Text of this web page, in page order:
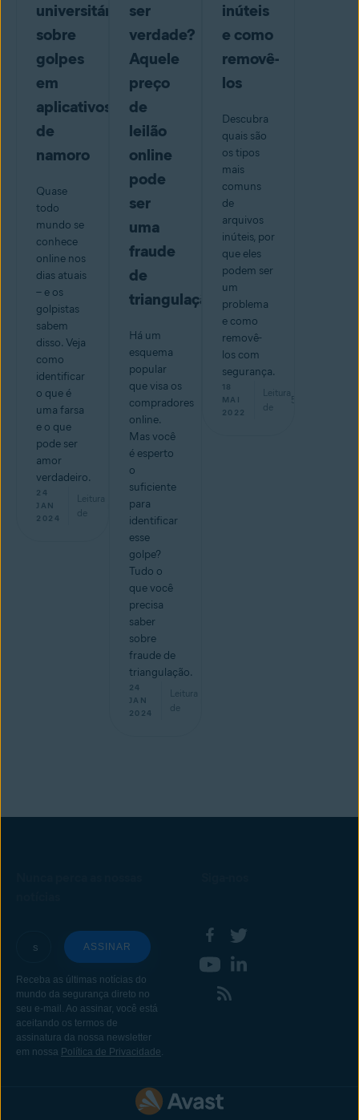
universitários
sobre
golpes
em
aplicativos
de
namoro
Quase
todo
mundo se
conhece
online nos
dias atuais
– e os
golpistas
sabem
disso. Veja
como
identificar
o que é
uma farsa
e o que
pode ser
amor
verdadeiro.
24
JAN
2024
Leitura
de
ser
verdade?
Aquele
preço
de
leilão
online
pode
ser
uma
fraude
de
triangulação
Há um
esquema
popular
que visa os
compradores
online.
Mas você
é esperto
o
suficiente
para
identificar
esse
golpe?
Tudo o
que você
precisa
saber
sobre
fraude de
triangulação.
24
JAN
2024
Leitura
de
inúteis
e como
removê-
los
Descubra
quais são
os tipos
mais
comuns
de
arquivos
inúteis, por
que eles
podem ser
um
problema
e como
removê-
los com
segurança.
18
MAI
2022
Leitura
de
5